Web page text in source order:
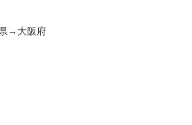
→大阪府